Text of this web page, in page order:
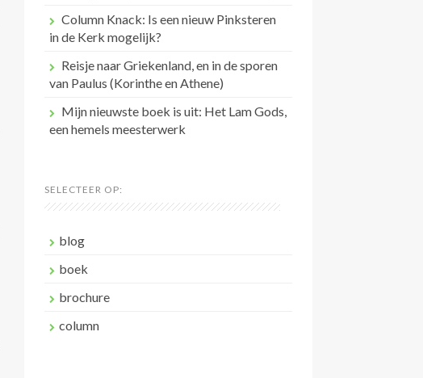
Column Knack: Is een nieuw Pinksteren
in de Kerk mogelijk?
Reisje naar Griekenland, en in de sporen
van Paulus (Korinthe en Athene)
Mijn nieuwste boek is uit: Het Lam Gods,
een hemels meesterwerk
SELECTEER OP:
blog
boek
brochure
column